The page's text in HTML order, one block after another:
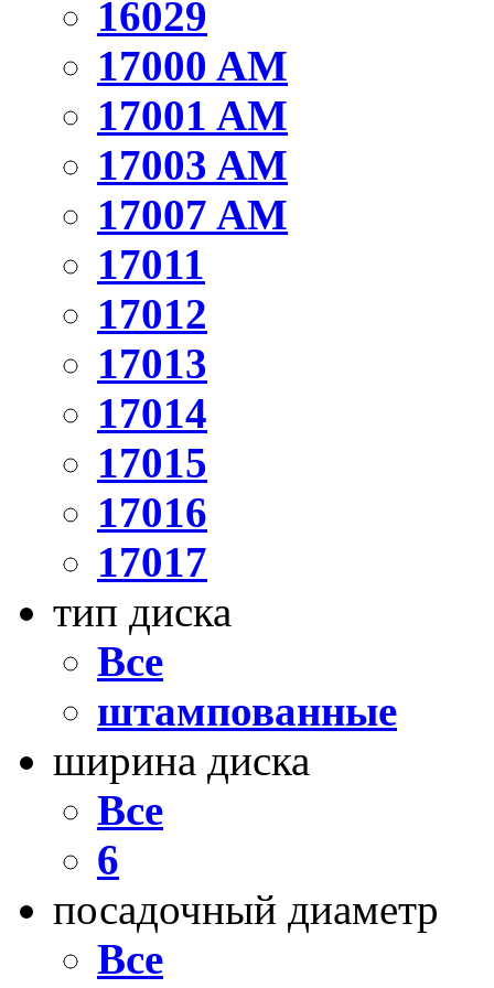
16029
17000 AM
17001 AM
17003 AM
17007 AM
17011
17012
17013
17014
17015
17016
17017
тип диска
Все
штампованные
ширина диска
Все
6
посадочный диаметр
Все